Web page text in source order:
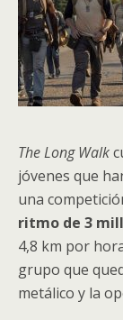
The Long Walk
jóvenes que
una
ritmo de 3
4,8 km por
grupo que
metálico y la